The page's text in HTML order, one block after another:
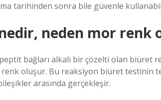
tarihinden sonra bile güvenle
neden mor renk
peptit bağları alkali bir çözelti olan biüret
oluşur. Bu reaksiyon biüret testinin
arasında gerçekleşir.